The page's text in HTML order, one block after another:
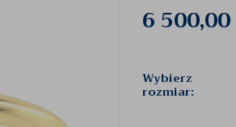
6 500,00
Wybierz
rozmiar: